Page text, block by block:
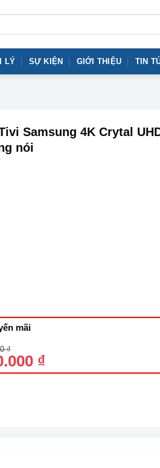
LÝ SỰ KIỆN GIỚI THIỆU TIN
Samsung 4K Crytal
nói
mãi
₫
₫.
₫